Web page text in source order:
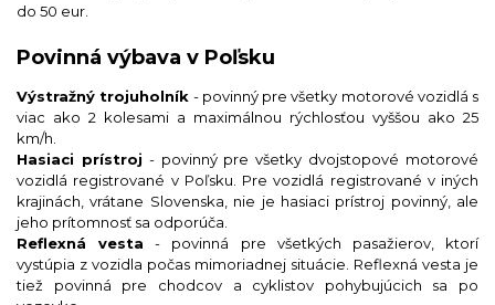
do 50 eur.
Povinná výbava v Poľsku
Výstražný trojuholník - povinný pre všetky motorové vozidlá s
viac ako 2 kolesami a maximálnou rýchlosťou vyššou ako 25
km/h.
Hasiaci prístroj - povinný pre všetky dvojstopové motorové
vozidlá registrované v Poľsku. Pre vozidlá registrované v iných
krajinách, vrátane Slovenska, nie je hasiaci prístroj povinný, ale
jeho prítomnosť sa odporúča.
Reflexná vesta - povinná pre všetkých pasažierov, ktorí
vystúpia z vozidla počas mimoriadnej situácie. Reflexná vesta je
tiež povinná pre chodcov a cyklistov pohybujúcich sa po